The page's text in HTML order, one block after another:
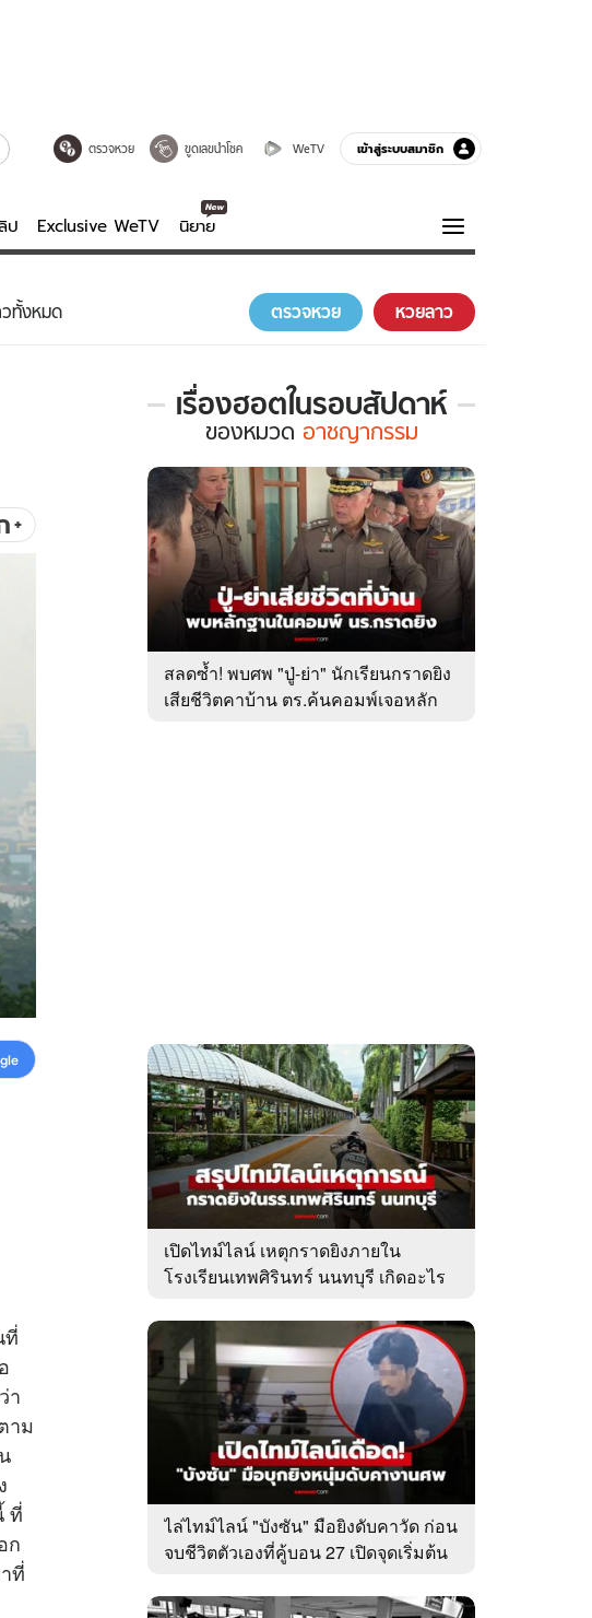
ตรวจหวย ขูดเลขนำโชค WeTV เข้าสู่ระบบสมาชิก
ป Exclusive WeTV นิยาย
บันเทิงครบรส
ดูทีวี
WeTV
ความรู้รอบตัว
ฮาวทู
ทั้งหมด ตรวจหวย หวยลาว
+
ที่
า
าม
ที่
ก
ที่
เรื่องฮอตในรอบสัปดาห์
เรื่อง
ใน
รอบ
สัปดาห์
ของ
หมวด
อาชญากรรม
ของหมวด อาชญากรรม
สลดซ้ำ! พบศพ "ปู่-ย่า" นักเรียนกราดยิง
เสียชีวิตคาบ้าน ตร.ค้นคอมพ์เจอหลัก
เปิดไทม์ไลน์ เหตุกราดยิงภายใน
โรงเรียนเทพศิรินทร์ นนทบุรี เกิดอะไร
ไล่ไทม์ไลน์ "บังซัน" มือยิงดับคาวัด ก่อน
จบชีวิตตัวเองที่คู้บอน 27 เปิดจุดเริ่มต้น